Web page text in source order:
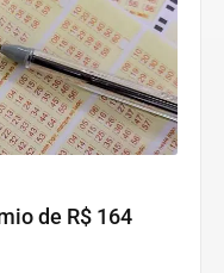
de R$ 164